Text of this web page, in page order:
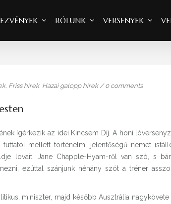
RÓLUNK VERSENYEK
, Friss hírek, Hazai galopp hírek/0 comments
ígérkezik az idei Kincsem Díj. A honi
mellett történelmi jelentőségű német
lovait. Jane Chapple-Hyam-ről van szó, s
ezúttal szánjunk néhány szót a tréner
miniszter, majd később Ausztrália nagykövete